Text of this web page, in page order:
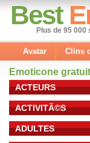
Best
Plus de 95
Avatar Clins
Emoticone gratuit
ACTEURS
ACTIVITÃ©S
ADULTES